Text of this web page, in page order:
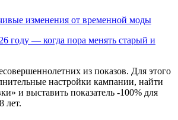
изменения от временной моды
году — когда пора менять старый и
из показов. Для этого
настройки кампании, найти
и выставить показатель -100% для
лет.